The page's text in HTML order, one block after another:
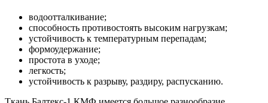
водоотталкивание;
способность противостоять высоким нагрузкам;
устойчивость к температурным перепадам;
формоудержание;
простота в уходе;
легкость;
устойчивость к разрыву, раздиру, распусканию.